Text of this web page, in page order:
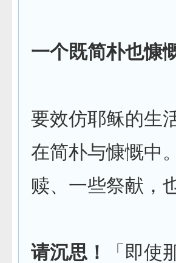
一个既简朴也慷
要效仿耶稣的生
在简朴与慷慨中
赎、一些祭献，
请沉思！
「即使